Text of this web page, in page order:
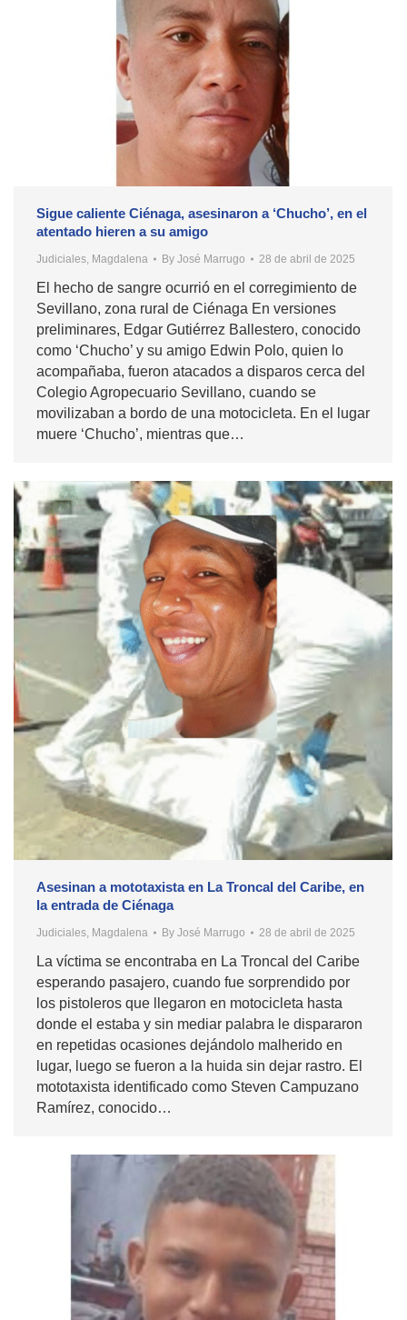
Sigue caliente Ciénaga, asesinaron a ‘Chucho’, en el
atentado hieren a su amigo
Judiciales, Magdalena By José Marrugo 28 de abril de 2025
El hecho de sangre ocurrió en el corregimiento de
Sevillano, zona rural de Ciénaga En versiones
preliminares, Edgar Gutiérrez Ballestero, conocido
como ‘Chucho’ y su amigo Edwin Polo, quien lo
acompañaba, fueron atacados a disparos cerca del
Colegio Agropecuario Sevillano, cuando se
movilizaban a bordo de una motocicleta. En el lugar
muere ‘Chucho’, mientras que…
Asesinan a mototaxista en La Troncal del Caribe, en
la entrada de Ciénaga
Judiciales, Magdalena By José Marrugo 28 de abril de 2025
La víctima se encontraba en La Troncal del Caribe
esperando pasajero, cuando fue sorprendido por
los pistoleros que llegaron en motocicleta hasta
donde el estaba y sin mediar palabra le dispararon
en repetidas ocasiones dejándolo malherido en
lugar, luego se fueron a la huida sin dejar rastro. El
mototaxista identificado como Steven Campuzano
Ramírez, conocido…